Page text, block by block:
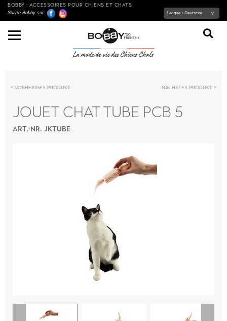
BOBBY - ACCESSOIRES POUR CHIENS ET CHATS
Suivre Bobby sur Langue : Deutsche
Vorheriges Produkt Nächstes Produkt
JOUET CHAT TUBE PCB 5
ART.-NR. JKTUBE